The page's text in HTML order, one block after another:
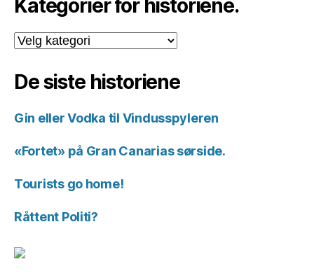
Kategorier for historiene.
Kategorier
for
De siste historiene
Gin eller Vodka til Vindusspyleren
«Fortet» på Gran Canarias sørside.
Tourists go home!
Råttent Politi?